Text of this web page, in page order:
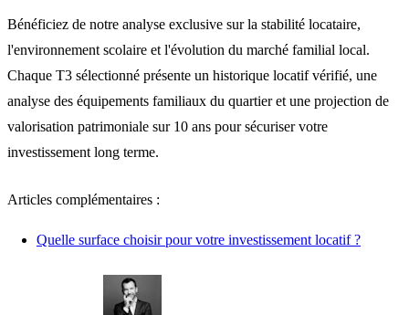
Bénéficiez de notre analyse exclusive sur la stabilité locataire,
l'environnement scolaire et l'évolution du marché familial local.
Chaque T3 sélectionné présente un historique locatif vérifié, une
analyse des équipements familiaux du quartier et une projection de
valorisation patrimoniale sur 10 ans pour sécuriser votre
investissement long terme.
Articles complémentaires :
Quelle surface choisir pour votre investissement locatif ?